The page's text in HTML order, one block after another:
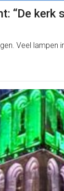
“De kerk
Veel